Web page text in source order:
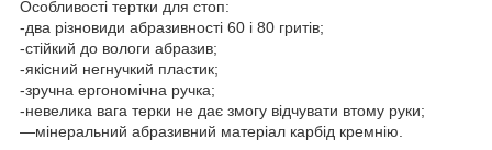
Особливості тертки для стоп:
-два різновиди абразивності 60 і 80 гритів;
-стійкий до вологи абразив;
-якісний негнучкий пластик;
-зручна ергономічна ручка;
-невелика вага терки не дає змогу відчувати втому руки;
—мінеральний абразивний матеріал карбід кремнію.